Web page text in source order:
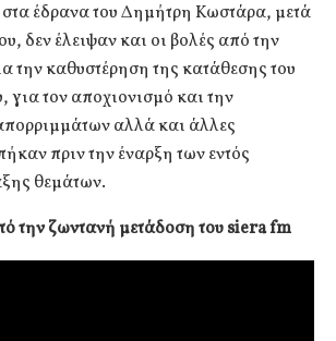
έδρανα του Δημήτρη Κωστάρα, μετά
δεν έλειψαν και οι βολές από την
την καθυστέρηση της κατάθεσης του
τον αποχιονισμό και την
αλλά και άλλες
πριν την έναρξη των εντός
θεμάτων.
την ζωντανή μετάδοση του siera fm